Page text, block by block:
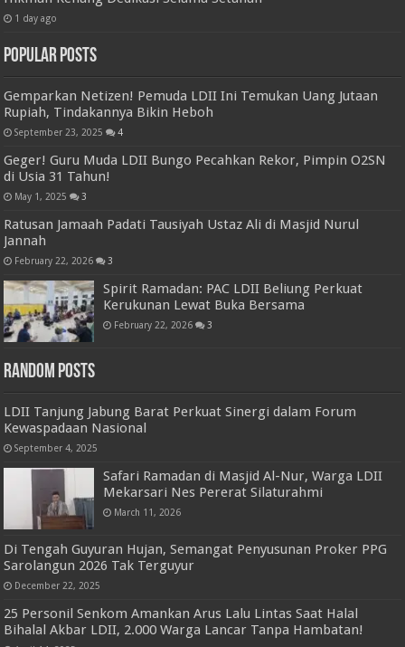
1 day ago
Popular Posts
Gemparkan Netizen! Pemuda LDII Ini Temukan Uang Jutaan
Rupiah, Tindakannya Bikin Heboh
September 23, 2025 4
Geger! Guru Muda LDII Bungo Pecahkan Rekor, Pimpin O2SN
di Usia 31 Tahun!
May 1, 2025 3
Ratusan Jamaah Padati Tausiyah Ustaz Ali di Masjid Nurul
Jannah
February 22, 2026 3
Spirit Ramadan: PAC LDII Beliung Perkuat
Kerukunan Lewat Buka Bersama
February 22, 2026 3
Random Posts
LDII Tanjung Jabung Barat Perkuat Sinergi dalam Forum
Kewaspadaan Nasional
September 4, 2025
Safari Ramadan di Masjid Al-Nur, Warga LDII
Mekarsari Nes Pererat Silaturahmi
March 11, 2026
Di Tengah Guyuran Hujan, Semangat Penyusunan Proker PPG
Sarolangun 2026 Tak Terguyur
December 22, 2025
25 Personil Senkom Amankan Arus Lalu Lintas Saat Halal
Bihalal Akbar LDII, 2.000 Warga Lancar Tanpa Hambatan!